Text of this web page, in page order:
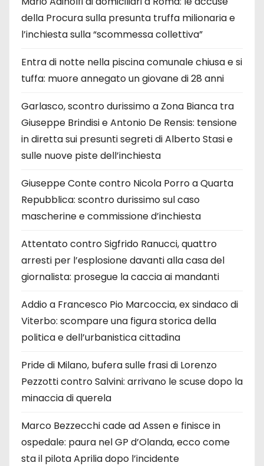
della Procura sulla presunta truffa milionaria e
l’inchiesta sulla “scommessa collettiva”
Entra di notte nella piscina comunale chiusa e si
tuffa: muore annegato un giovane di 28 anni
Garlasco, scontro durissimo a Zona Bianca tra
Giuseppe Brindisi e Antonio De Rensis: tensione
in diretta sui presunti segreti di Alberto Stasi e
sulle nuove piste dell’inchiesta
Giuseppe Conte contro Nicola Porro a Quarta
Repubblica: scontro durissimo sul caso
mascherine e commissione d’inchiesta
Attentato contro Sigfrido Ranucci, quattro
arresti per l’esplosione davanti alla casa del
giornalista: prosegue la caccia ai mandanti
Addio a Francesco Pio Marcoccia, ex sindaco di
Viterbo: scompare una figura storica della
politica e dell’urbanistica cittadina
Pride di Milano, bufera sulle frasi di Lorenzo
Pezzotti contro Salvini: arrivano le scuse dopo la
minaccia di querela
Marco Bezzecchi cade ad Assen e finisce in
ospedale: paura nel GP d’Olanda, ecco come
sta il pilota Aprilia dopo l’incidente